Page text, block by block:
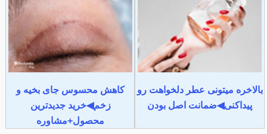
بالاخره میتونی عطر دلخواهت رو
پیداکنی◀ضمانت اصل بودن
کاهش محسوس جای بخیه و
زخم◀خرید جدیدترین
محصول+مشاوره